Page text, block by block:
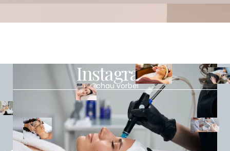
Instagram
Schau vorbei